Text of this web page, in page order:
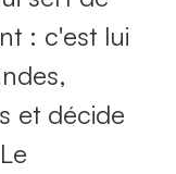
: c'est lui
et décide